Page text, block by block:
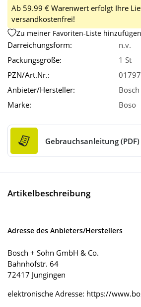
Ab 59.99 € Warenwert erfolgt Ihre
versandkostenfrei!
Zu meiner Favoriten-Liste hinzufügen
Darreichungsform:
n.v.
Packungsgröße:
1 St
PZN/Art.Nr.:
Anbieter/Hersteller:
Marke:
Boso
Gebrauchsanleitung (PDF)
Artikelbeschreibung
Adresse des Anbieters/Herstellers
Bosch + Sohn GmbH & Co.
Bahnhofstr. 64
72417 Jungingen
elektronische Adresse: https://